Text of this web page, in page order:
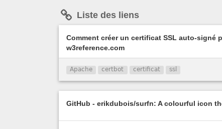
Liste des liens
Comment créer un certificat SSL auto-signé
w3reference.com
Apache certbot certificat ssl
GitHub - erikdubois/surfn: A colourful icon